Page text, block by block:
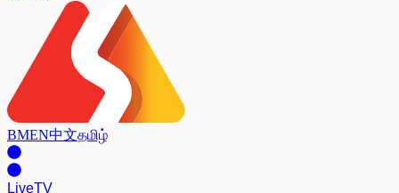
BMEN中文தமிழ்
LiveTV